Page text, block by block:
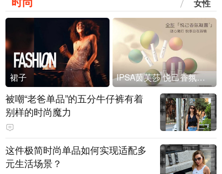
女性
裙子 IPSA茵芙莎 悦己香氛凝露上市
被嘲“老爸单品”的五分牛仔裤有着
别样的时尚魔力
这件极简时尚单品如何实现适配多
元生活场景？